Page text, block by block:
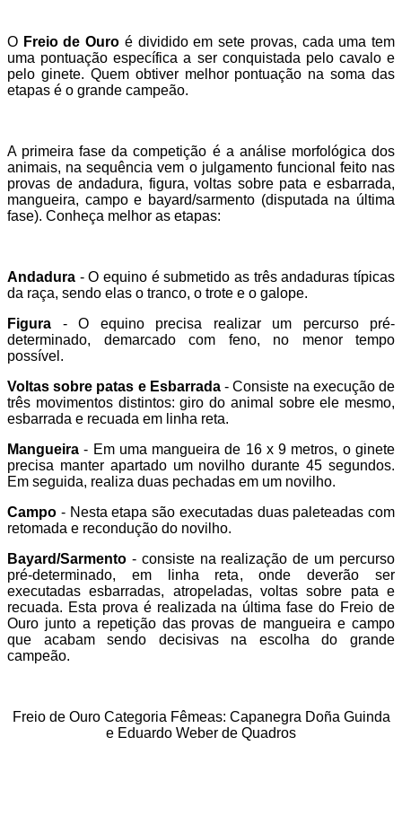
O Freio de Ouro é dividido em sete provas, cada uma tem
uma pontuação específica a ser conquistada pelo cavalo e
pelo ginete. Quem obtiver melhor pontuação na soma das
etapas é o grande campeão.
A primeira fase da competição é a análise morfológica dos
animais, na sequência vem o julgamento funcional feito nas
provas de andadura, figura, voltas sobre pata e esbarrada,
mangueira, campo e bayard/sarmento (disputada na última
fase). Conheça melhor as etapas:
Andadura - O equino é submetido as três andaduras típicas
da raça, sendo elas o tranco, o trote e o galope.
Figura - O equino precisa realizar um percurso pré-
determinado, demarcado com feno, no menor tempo
possível.
Voltas sobre patas e Esbarrada- Consiste na execução de
três movimentos distintos: giro do animal sobre ele mesmo,
esbarrada e recuada em linha reta.
Mangueira - Em uma mangueira de 16 x 9 metros, o ginete
precisa manter apartado um novilho durante 45 segundos.
Em seguida, realiza duas pechadas em um novilho.
Campo - Nesta etapa são executadas duas paleteadas com
retomada e recondução do novilho.
Bayard/Sarmento - consiste na realização de um percurso
pré-determinado, em linha reta, onde deverão ser
executadas esbarradas, atropeladas, voltas sobre pata e
recuada. Esta prova é realizada na última fase do Freio de
Ouro junto a repetição das provas de mangueira e campo
que acabam sendo decisivas na escolha do grande
campeão.
Freio de Ouro Categoria Fêmeas: Capanegra Doña Guinda
e Eduardo Weber de Quadros